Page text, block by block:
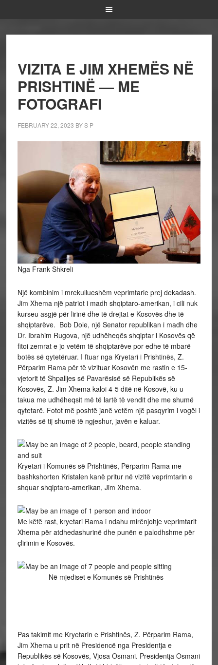
VIZITA E JIM XHEMËS NË
PRISHTINË — ME
FOTOGRAFI
FEBRUARY 22, 2023 BYS P
Nga Frank Shkreli
Një kombinim i mrekullueshëm veprimtarie prej dekadash.
Jim Xhema një patriot i madh shqiptaro-amerikan, i cili nuk
kurseu asgjë për lirinë dhe të drejtat e Kosovës dhe të
shqiptarëve. Bob Dole, një Senator republikan i madh dhe
Dr. Ibrahim Rugova, një udhëheqës shqiptar i Kosovës që
fitoi zemrat e jo vetëm të shqiptarëve por edhe të mbarë
botës së qytetëruar. I ftuar nga Kryetari i Prishtinës, Z.
Përparim Rama për të vizituar Kosovën me rastin e 15-
vjetorit të Shpalljes së Pavarësisë së Republikës së
Kosovës, Z. Jim Xhema kaloi 4-5 ditë në Kosovë, ku u
takua me udhëheqsit më të lartë të vendit dhe me shumë
qytetarë. Fotot më poshtë janë vetëm një pasqyrim i vogël i
vizitës së tij shumë të ngjeshur, javën e kaluar.
Kryetari i Komunës së Prishtinës, Përparim Rama me
bashkshorten Kristalen kanë pritur në vizitë veprimtarin e
shquar shqiptaro-amerikan, Jim Xhema.
Me këtë rast, kryetari Rama i ndahu mirënjohje veprimtarit
Xhema për atdhedashurinë dhe punën e palodhshme për
çlirimin e Kosovës.
Në mjediset e Komunës së Prishtinës
Pas takimit me Kryetarin e Prishtinës, Z. Përparim Rama,
Jim Xhema u prit në Presidencë nga Presidentja e
Republikës së Kosovës, Vjosa Osmani. Presidentja Osmani